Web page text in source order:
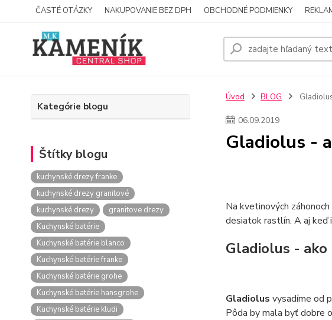
ČASTÉ OTÁZKY NAKUPOVANIE BEZ DPH OBCHODNÉ PODMIENKY
Kategórie blogu
Štítky blogu
kuchynské drezy franke
kuchynské drezy granitové
kuchynské drezy
granitove drezy
Kuchynské batérie
Kuchynské batérie blanco
Kuchynské batérie franke
Kuchynské batérie grohe
Kuchynské batérie hansgrohe
Kuchynské batérie kludi
Úvod BLOG
06.09.2019
Gladiolus -
Na kvetinových
desiatok rastlín. A aj keď
Gladiolus -
Gladiolus vysadíme od
Pôda by mala byť dobre